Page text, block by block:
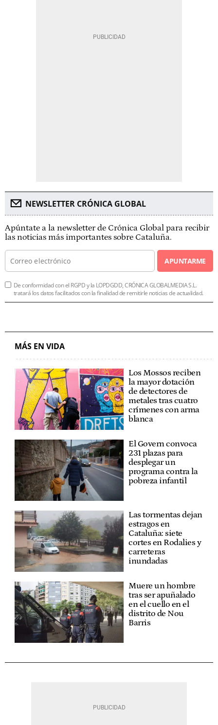
NEWSLETTER CRÓNICA GLOBAL
Apúntate a la newsletter de Crónica Global para recibir
las noticias más importantes sobre Cataluña.
APUNTARME
De conformidad con el RGPD y la LOPDGDD, CRÓNICA GLOBALMEDIA S.L.
tratará los datos facilitados con la finalidad de remitirle noticias de actualidad.
MÁS EN VIDA
Los Mossos reciben
la mayor dotación
de detectores de
metales tras cuatro
crímenes con arma
blanca
El Govern convoca
231 plazas para
desplegar un
programa contra la
pobreza infantil
Las tormentas dejan
estragos en
Cataluña: siete
cortes en Rodalies y
carreteras
inundadas
Muere un hombre
tras ser apuñalado
en el cuello en el
distrito de Nou
Barris